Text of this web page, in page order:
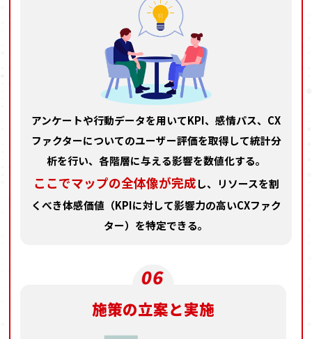
アンケートや行動データを用いてKPI、感情パス、CX
ファクターについてのユーザー評価を取得して統計分
析を行い、各階層に与える影響を数値化する。
ここでマップの全体像が完成し、 リソースを割
くべき体感価値（KPIに対して影響力の高いCXファク
ター）を特定できる。
施策の立案と実施